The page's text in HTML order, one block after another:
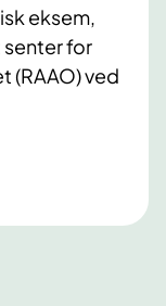
eksem,
senter for
(RAAO) ved